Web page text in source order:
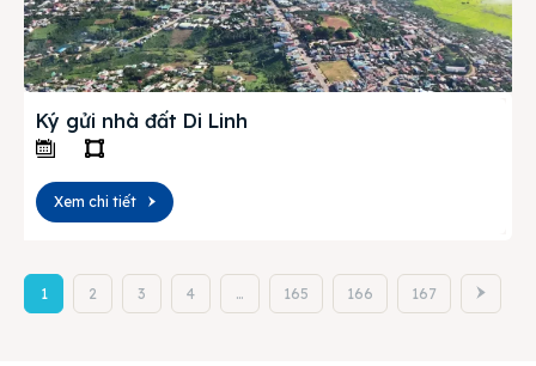
Ký gửi nhà đất Di Linh
Xem chi tiết
1 2 3 4 … 165 166 167